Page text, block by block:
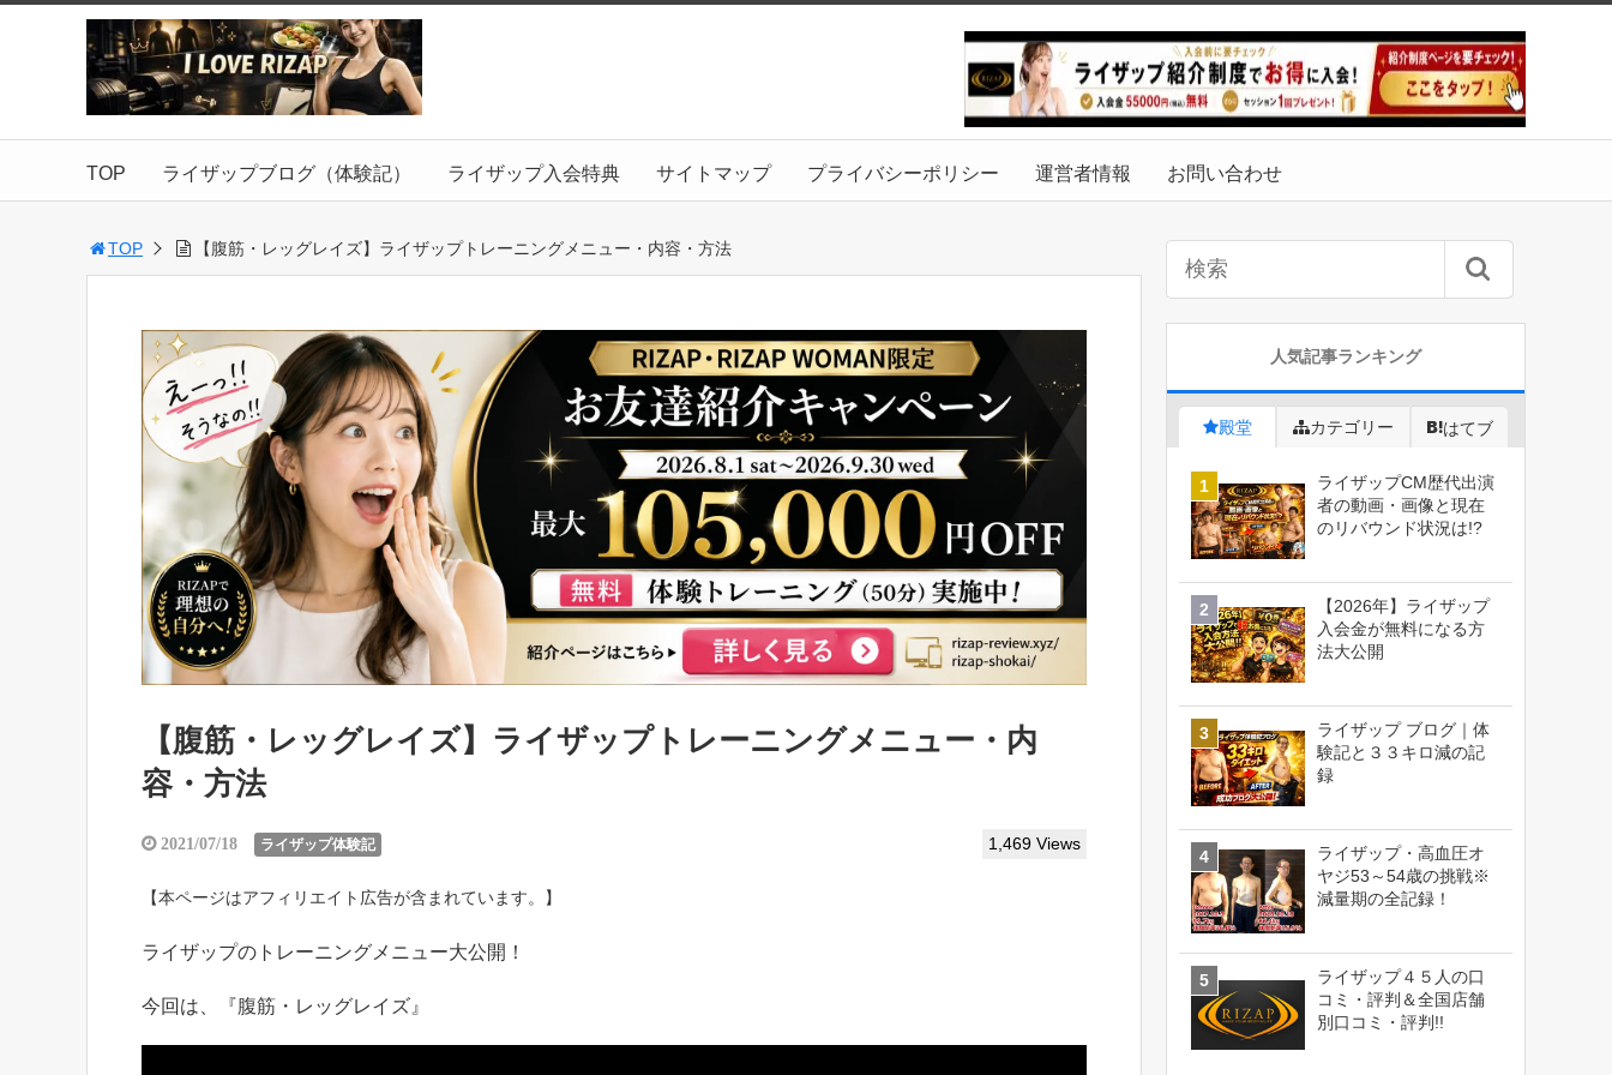
TOP ライザップブログ（体験記） ライザップ入会特典 サイトマップ プライバシーポリシー 運営者情報 お問い合わせ
TOP 【腹筋・レッグレイズ】ライザップトレーニングメニュー・内容・方法
【腹筋・レッグレイズ】ライザップトレーニングメニュー・内
容・方法
2021/07/18 ライザップ体験記 1,469 Views
【本ページはアフィリエイト広告が含まれています。】
ライザップのトレーニングメニュー大公開！
今回は、『腹筋・レッグレイズ』
人気記事ランキング
殿堂 カテゴリー はてブ
ライザップCM歴代出演
者の動画・画像と現在
のリバウンド状況は!?
【2026年】ライザップ
入会金が無料になる方
法大公開
ライザップ ブログ｜体
験記と３３キロ減の記
録
ライザップ・高血圧オ
ヤジ53～54歳の挑戦※
減量期の全記録！
ライザップ４５人の口
コミ・評判＆全国店舗
別口コミ・評判!!